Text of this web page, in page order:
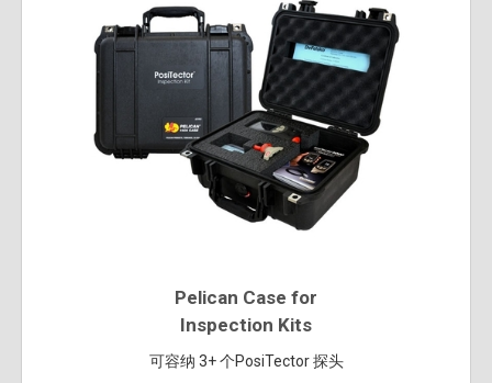
Pelican Case for
Inspection Kits
可容纳 3+ 个PosiTector 探头